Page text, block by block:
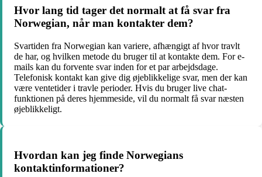
Hvor lang tid tager det normalt at få svar fra
Norwegian, når man kontakter dem?
Svartiden fra Norwegian kan variere, afhængigt af hvor travlt
de har, og hvilken metode du bruger til at kontakte dem. For e-
mails kan du forvente svar inden for et par arbejdsdage.
Telefonisk kontakt kan give dig øjeblikkelige svar, men der kan
være ventetider i travle perioder. Hvis du bruger live chat-
funktionen på deres hjemmeside, vil du normalt få svar næsten
øjeblikkeligt.
Hvordan kan jeg finde Norwegians
kontaktinformationer?